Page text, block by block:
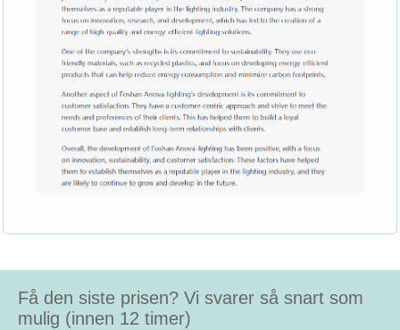
Få den siste prisen? Vi svarer så snart som
mulig (innen 12 timer)